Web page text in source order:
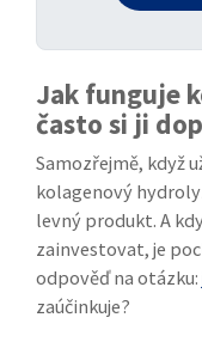
Jak funguje
často si ji
Samozřejmě, když
kolagenový
levný produkt. A
zainvestovat, je
odpověď na otázku:
zaúčinkuje?